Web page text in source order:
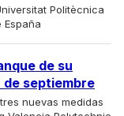
Politècnica
de su
de septiembre
nuevas medidas